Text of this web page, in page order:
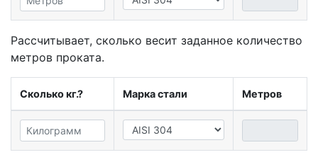
Рассчитывает, сколько весит заданное количество
метров проката.
Сколько кг.? Марка стали Метров